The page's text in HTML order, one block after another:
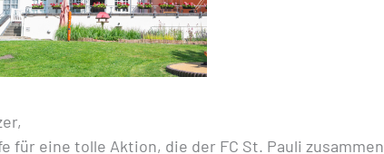
für eine tolle Aktion, die der FC St. Pauli zusammen